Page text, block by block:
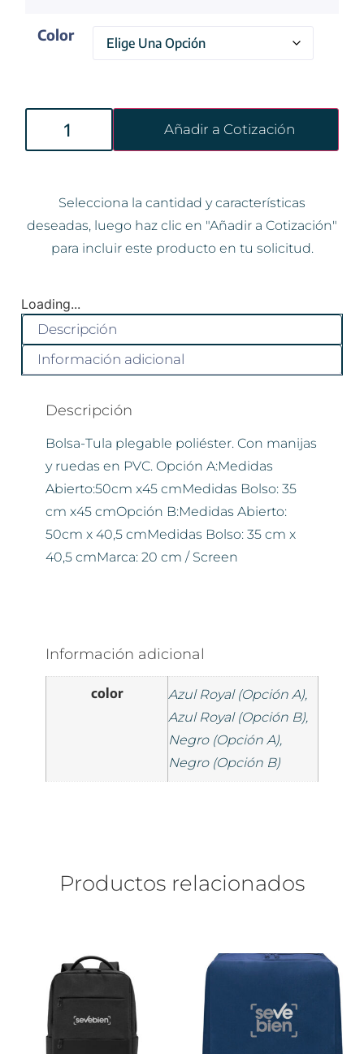
Color
Añadir a Cotización
Selecciona la cantidad y características
deseadas, luego haz clic en "Añadir a Cotización"
para incluir este producto en tu solicitud.
Loading...
Descripción
Información adicional
Descripción
Bolsa-Tula plegable poliéster. Con manijas
y ruedas en PVC. Opción A:Medidas
Abierto:50cm x45 cmMedidas Bolso: 35
cm x45 cmOpción B:Medidas Abierto:
50cm x 40,5 cmMedidas Bolso: 35 cm x
40,5 cmMarca: 20 cm / Screen
Información adicional
color
Azul Royal (Opción A),
Azul Royal (Opción B),
Negro (Opción A),
Negro (Opción B)
Productos relacionados